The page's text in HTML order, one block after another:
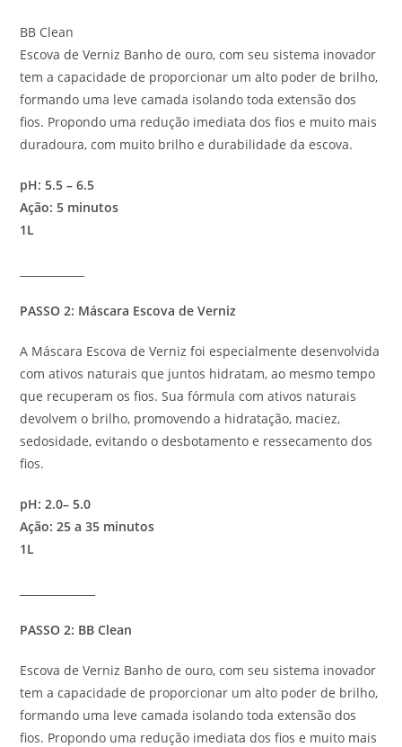
BB Clean
Escova de Verniz Banho de ouro, com seu sistema inovador
tem a capacidade de proporcionar um alto poder de brilho,
formando uma leve camada isolando toda extensão dos
fios. Propondo uma redução imediata dos fios e muito mais
duradoura, com muito brilho e durabilidade da escova.
pH: 5.5 – 6.5
Ação: 5 minutos
1L
PASSO 2: Máscara Escova de Verniz
A Máscara Escova de Verniz foi especialmente desenvolvida
com ativos naturais que juntos hidratam, ao mesmo tempo
que recuperam os fios. Sua fórmula com ativos naturais
devolvem o brilho, promovendo a hidratação, maciez,
sedosidade, evitando o desbotamento e ressecamento dos
fios.
pH: 2.0– 5.0
Ação: 25 a 35 minutos
1L
PASSO 2: BB Clean
Escova de Verniz Banho de ouro, com seu sistema inovador
tem a capacidade de proporcionar um alto poder de brilho,
formando uma leve camada isolando toda extensão dos
fios. Propondo uma redução imediata dos fios e muito mais